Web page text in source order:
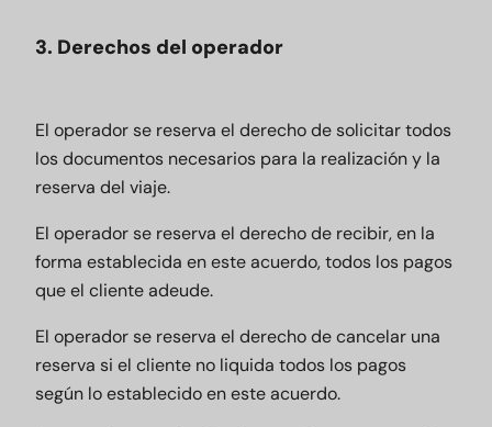
3. Derechos del operador
El operador se reserva el derecho de solicitar todos
los documentos necesarios para la realización y la
reserva del viaje.
El operador se reserva el derecho de recibir, en la
forma establecida en este acuerdo, todos los pagos
que el cliente adeude.
El operador se reserva el derecho de cancelar una
reserva si el cliente no liquida todos los pagos
según lo establecido en este acuerdo.